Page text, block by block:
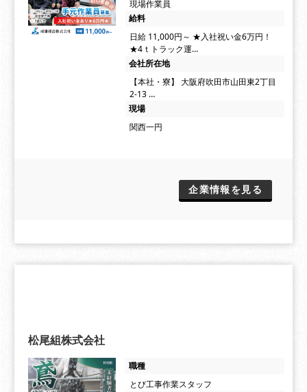
現場作業員
給料
日給 11,000円～ ★入社祝い金6万円！
★4ｔトラック運…
会社所在地
【本社・寮】 大阪府吹田市山田東2丁目
2-13 …
現場
関西一円
企業情報を見る
松尾組株式会社
職種
とび工事作業スタッフ